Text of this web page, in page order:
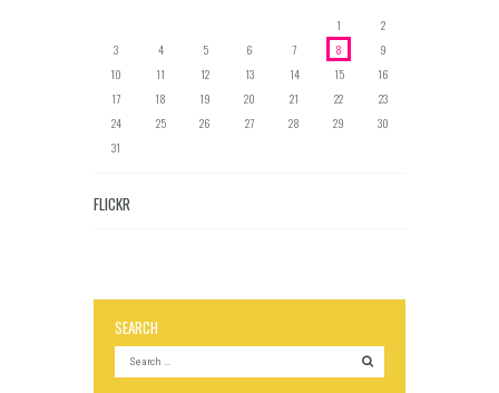
1
2
3
4 5 6 7 8
9
10
11 12 13 14 15
16
17
18 19 20 21 22
23
24
25 26 27 28 29
30
31
FLICKR
SEARCH